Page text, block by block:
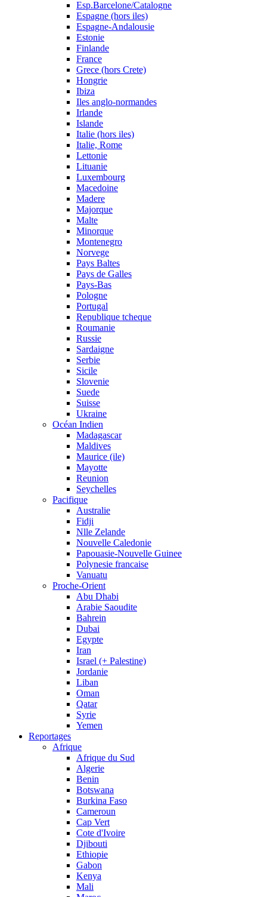
Esp.Barcelone/Catalogne
Espagne (hors iles)
Espagne-Andalousie
Estonie
Finlande
France
Grece (hors Crete)
Hongrie
Ibiza
Iles anglo-normandes
Irlande
Islande
Italie (hors iles)
Italie, Rome
Lettonie
Lituanie
Luxembourg
Macedoine
Madere
Majorque
Malte
Minorque
Montenegro
Norvege
Pays Baltes
Pays de Galles
Pays-Bas
Pologne
Portugal
Republique tcheque
Roumanie
Russie
Sardaigne
Serbie
Sicile
Slovenie
Suede
Suisse
Ukraine
Océan Indien
Madagascar
Maldives
Maurice (ile)
Mayotte
Reunion
Seychelles
Pacifique
Australie
Fidji
Nlle Zelande
Nouvelle Caledonie
Papouasie-Nouvelle Guinee
Polynesie francaise
Vanuatu
Proche-Orient
Abu Dhabi
Arabie Saoudite
Bahrein
Dubai
Egypte
Iran
Israel (+ Palestine)
Jordanie
Liban
Oman
Qatar
Syrie
Yemen
Reportages
Afrique
Afrique du Sud
Algerie
Benin
Botswana
Burkina Faso
Cameroun
Cap Vert
Cote d'Ivoire
Djibouti
Ethiopie
Gabon
Kenya
Mali